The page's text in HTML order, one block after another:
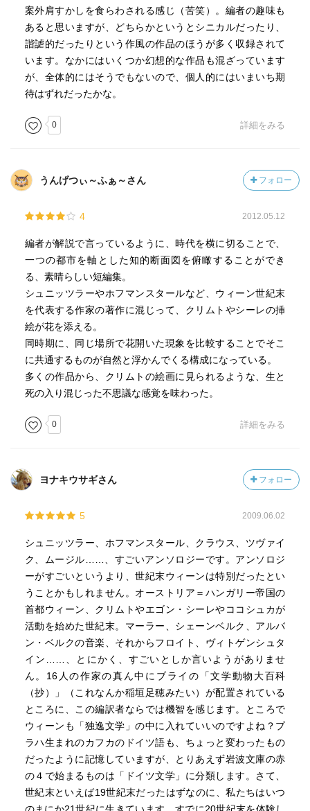
案外肩すかしを食らわされる感じ（苦笑）。編者の趣味も
あると思いますが、どちらかというとシニカルだったり、
諧謔的だったりという作風の作品のほうが多く収録されて
います。なかにはいくつか幻想的な作品も混ざっています
が、全体的にはそうでもないので、個人的にはいまいち期
待はずれだったかな。
0 詳細をみる
うんげつぃ～ふぁ～さん フォロー
4 2012.05.12
編者が解説で言っているように、時代を横に切ることで、
一つの都市を軸とした知的断面図を俯瞰することができ
る、素晴らしい短編集。
シュニッツラーやホフマンスタールなど、ウィーン世紀末
を代表する作家の著作に混じって、クリムトやシーレの挿
絵が花を添える。
同時期に、同じ場所で花開いた現象を比較することでそこ
に共通するものが自然と浮かんでくる構成になっている。
多くの作品から、クリムトの絵画に見られるような、生と
死の入り混じった不思議な感覚を味わった。
0 詳細をみる
ヨナキウサギさん フォロー
5 2009.06.02
シュニッツラー、ホフマンスタール、クラウス、ツヴァイ
ク、ムージル……、すごいアンソロジーです。アンソロジ
ーがすごいというより、世紀末ウィーンは特別だったとい
うことかもしれません。オーストリア＝ハンガリー帝国の
首都ウィーン、クリムトやエゴン・シーレやココシュカが
活動を始めた世紀末。マーラー、シェーンベルク、アルバ
ン・ベルクの音楽、それからフロイト、ヴィトゲンシュタ
イン……、とにかく、すごいとしか言いようがありませ
ん。16人の作家の真ん中にブライの「文学動物大百科
（抄）」（これなんか稲垣足穂みたい）が配置されている
ところに、この編訳者ならでは機智を感じます。ところで
ウィーンも「独逸文学」の中に入れていいのですよね？プ
ラハ生まれのカフカのドイツ語も、ちょっと変わったもの
だったように記憶していますが、とりあえず岩波文庫の赤
の４で始まるものは「ドイツ文学」に分類します。さて、
世紀末といえば19世紀末だったはずなのに、私たちはいつ